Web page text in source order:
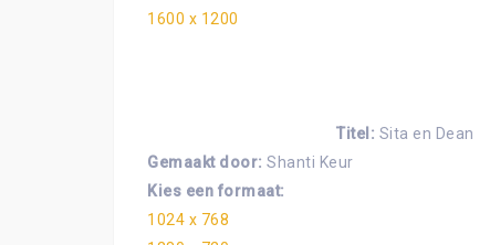
1600 x 1200
Titel: Sita en Dean
Gemaakt door: Shanti Keur
Kies een formaat:
1024 x 768